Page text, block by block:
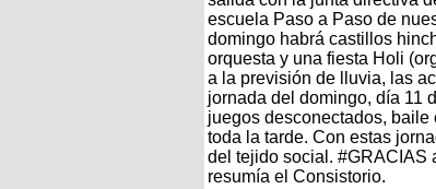
escuela Paso a Paso de
domingo habrá castillos
orquesta y una fiesta Holi
a la previsión de lluvia, las
jornada del domingo, día 11
juegos desconectados, baile
toda la tarde. Con estas
del tejido social. #GRACIAS
resumía el Consistorio.